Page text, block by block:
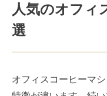
人気のオフィ
選
オフィスコーヒーマ